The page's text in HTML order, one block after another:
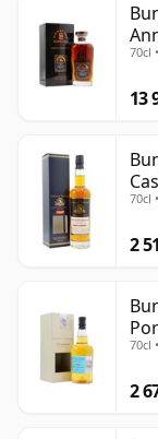
70cl
13
70cl
2
70cl
2